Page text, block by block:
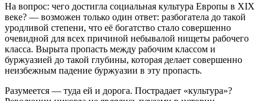
На вопрос: чего достигла социальная культура Европы в XIX
веке? — возможен только один ответ: разбогатела до такой
уродливой степени, что её богатство стало совершенно
очевидной для всех причиной небывалой нищеты рабочего
класса. Вырыта пропасть между рабочим классом и
буржуазией до такой глубины, которая делает совершенно
неизбежным падение буржуазии в эту пропасть.
Разумеется — туда ей и дорога. Пострадает «культура»?